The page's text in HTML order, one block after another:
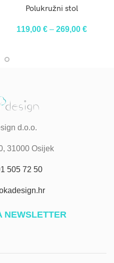
Polukružni stol
119,00 € – 269,00 €
d.o.o.
31000 Osijek
505 72 50
NEWSLETTER